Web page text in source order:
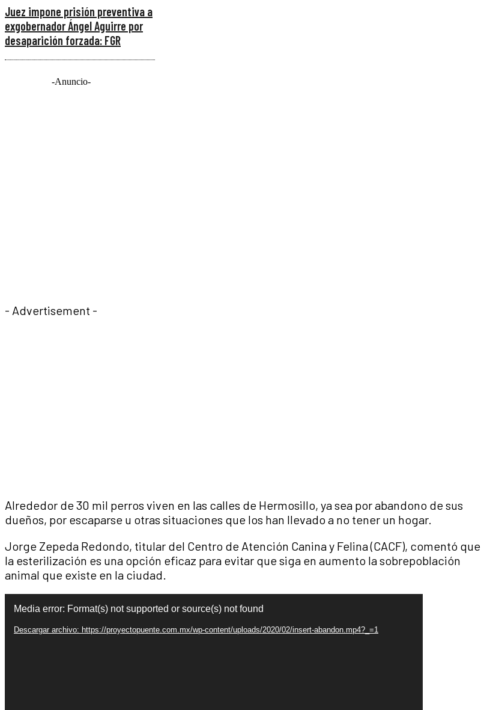
Juez impone prisión preventiva a
exgobernador Ángel Aguirre por
desaparición forzada: FGR
-Anuncio-
- Advertisement -
Alrededor de 30 mil perros viven en las calles de Hermosillo, ya sea por abandono de sus
dueños, por escaparse u otras situaciones que los han llevado a no tener un hogar.
Jorge Zepeda Redondo, titular del Centro de Atención Canina y Felina (CACF), comentó que
la esterilización es una opción eficaz para evitar que siga en aumento la sobrepoblación
animal que existe en la ciudad.
de
vídeo
Media error: Format(s) not supported or source(s) not found
Descargar archivo: https://proyectopuente.com.mx/wp-content/uploads/2020/02/insert-abandon.mp4?_=1